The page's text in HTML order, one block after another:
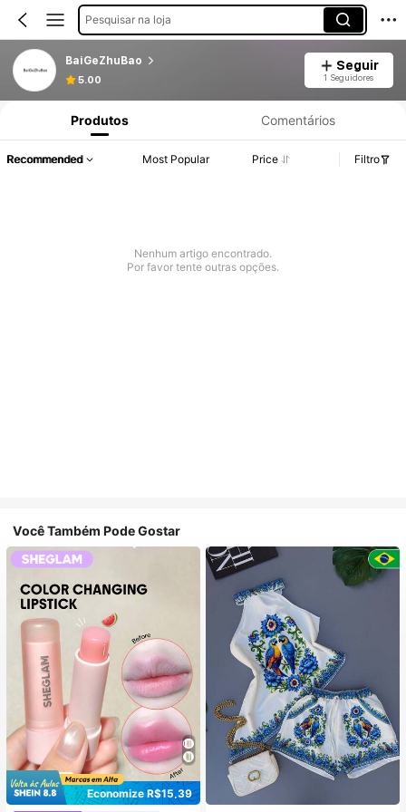
Pesquisar na loja
BaiGeZhuBao
5.00
Seguir
1 Seguidores
Produtos Comentários
Recommended Most Popular Price Filtro
Nenhum artigo encontrado.
Por favor tente outras opções.
Você Também Pode Gostar
Economize R$15,39